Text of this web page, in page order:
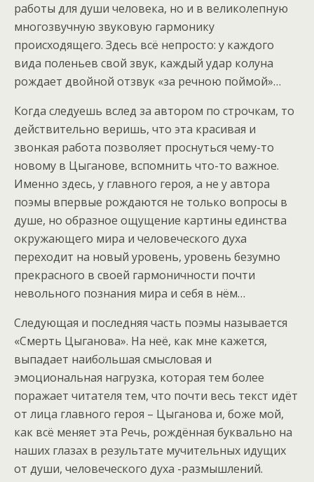
работы для души человека, но и в великолепную
многозвучную звуковую гармонику
происходящего. Здесь всё непросто: у каждого
вида поленьев свой звук, каждый удар колуна
рождает двойной отзвук «за речною поймой»…
Когда следуешь вслед за автором по строчкам, то
действительно веришь, что эта красивая и
звонкая работа позволяет проснуться чему-то
новому в Цыганове, вспомнить что-то важное.
Именно здесь, у главного героя, а не у автора
поэмы впервые рождаются не только вопросы в
душе, но образное ощущение картины единства
окружающего мира и человеческого духа
переходит на новый уровень, уровень безумно
прекрасного в своей гармоничности почти
невольного познания мира и себя в нём…
Следующая и последняя часть поэмы называется
«Смерть Цыганова». На неё, как мне кажется,
выпадает наибольшая смысловая и
эмоциональная нагрузка, которая тем более
поражает читателя тем, что почти весь текст идёт
от лица главного героя – Цыганова и, боже мой,
как всё меняет эта Речь, рождённая буквально на
наших глазах в результате мучительных идущих
от души, человеческого духа -размышлений.